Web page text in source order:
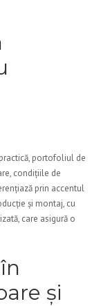
portofoliul de
condițiile de
prin accentul
și montaj, cu
care asigură o
și